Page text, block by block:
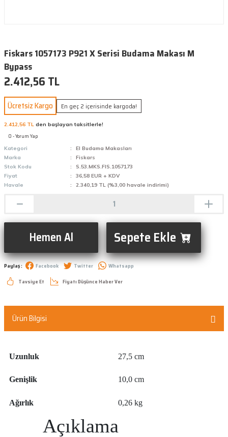
Fiskars 1057173 P921 X Serisi Budama Makası M
Bypass
2.412,56 TL
Ücretsiz Kargo En geç 2 içerisinde kargoda!
2.412,56 TL den başlayan taksitlerle!
0 - Yorum Yap
Kategori
El Budama Makasları
Marka
Fiskars
Stok Kodu
S.53.MKS.FIS.1057173
Fiyat
36,58 EUR + KDV
Havale
2.340,19 TL (%3,00 havale indirimi)
Hemen Al Sepete Ekle
Paylaş : Facebook Twitter
Whatsapp
Tavsiye Et
Fiyatı Düşünce Haber Ver
Ürün Bilgisi
Uzunluk 27,5 cm
Genişlik 10,0 cm
Ağırlık 0,26 kg
Açıklama